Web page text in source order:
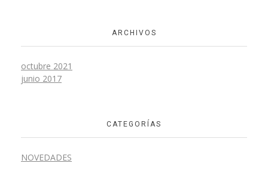
ARCHIVOS
octubre 2021
junio 2017
CATEGORÍAS
NOVEDADES